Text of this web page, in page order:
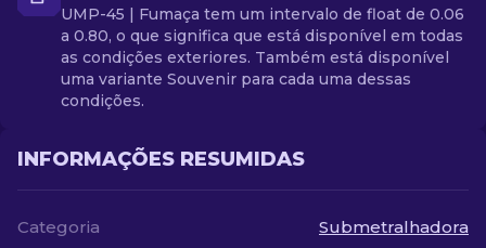
UMP-45 | Fumaça tem um intervalo de float de 0.06
a 0.80, o que significa que está disponível em todas
as condições exteriores. Também está disponível
uma variante Souvenir para cada uma dessas
condições.
INFORMAÇÕES RESUMIDAS
Categoria
Submetralhadora